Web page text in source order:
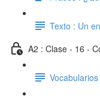
Texto : Un
A2 : Clase - 16 -